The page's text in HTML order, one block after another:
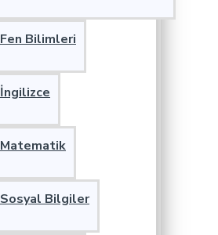
Fen Bilimleri
İngilizce
Matematik
Sosyal Bilgiler